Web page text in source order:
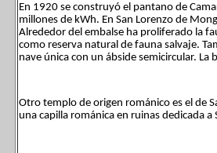
En 1920 se construyó el pantano de
millones de kWh. En San Lorenzo de
Alrededor del embalse ha proliferado la
como reserva natural de fauna salvaje.
nave única con un ábside semicircular.
Otro templo de origen románico es el de
una capilla románica en ruinas dedicada a